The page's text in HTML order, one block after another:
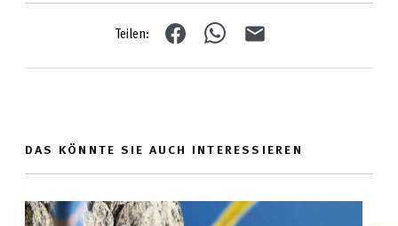
Teilen:
DAS KÖNNTE SIE AUCH INTERESSIEREN